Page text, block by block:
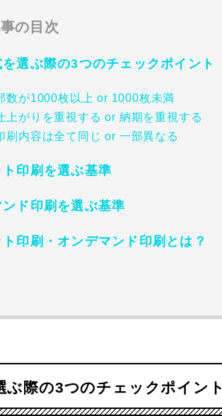
の目次
選ぶ際の3つのチェックポイント
数が1000枚以上 or 1000枚未満
上がりを重視する or 納期を重視する
刷内容は全て同じ or 一部異なる
印刷を選ぶ基準
ド印刷を選ぶ基準
印刷・オンデマンド印刷とは？
ぶ際の3つのチェックポイント